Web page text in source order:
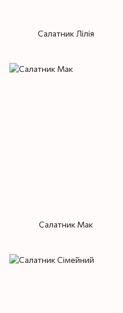
Салатник Лілія
Салатник Мак